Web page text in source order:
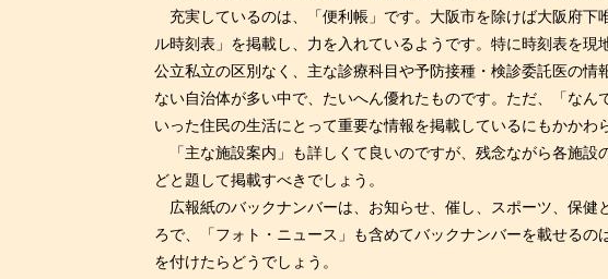
充実しているのは、「便利帳」です。大阪市を除けば大阪府下
ル時刻表」を掲載し、力を入れているようです。特に時刻表を
公立私立の区別なく、主な診療科目や予防接種・検診委託医の
ない自治体が多い中で、たいへん優れたものです。ただ、「な
いった住民の生活にとって重要な情報を掲載しているにもかかわ
「主な施設案内」も詳しくて良いのですが、残念ながら各施設
どと題して掲載すべきでしょう。
広報紙のバックナンバーは、お知らせ、催し、スポーツ、保健
ろで、「フォト・ニュース」も含めてバックナンバーを載せる
を付けたらどうでしょう。